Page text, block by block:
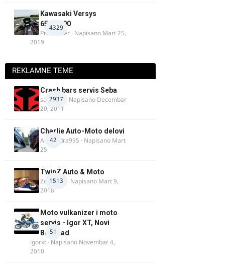
4329
Kawasaki Versys
650/1000
ProMaster · Napisano Mart 25,
2019
REKLAMNE TEME
2937
Crash bars servis Seba
seba011 · Napisano Decembar
20, 2011
42
Charlie Auto-Moto delovi
Alexandra995 · Napisano Mart
25
1513
TwinZ Auto & Moto
Zeljkamp · Napisano Mart 9,
2018
51
Moto vulkanizer i moto
servis - Igor XT, Novi
Beograd
igorxt · Napisano Novembar 4,
2010